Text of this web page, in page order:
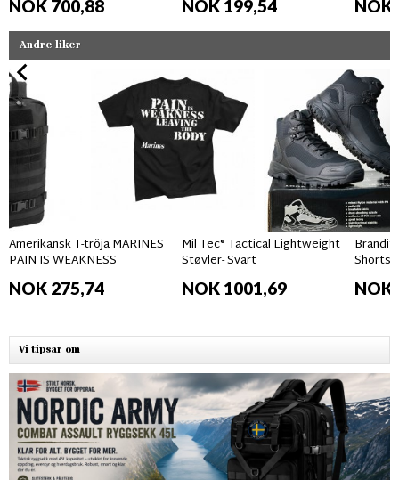
NOK 700,88 NOK 199,54 NOK
Andre liker
Amerikansk T-tröja MARINES
PAIN IS WEAKNESS
NOK 275,74
Mil Tec® Tactical Lightweight
Støvler- Svart
NOK 1001,69
Brandit
Shorts
NOK
Vi tipsar om